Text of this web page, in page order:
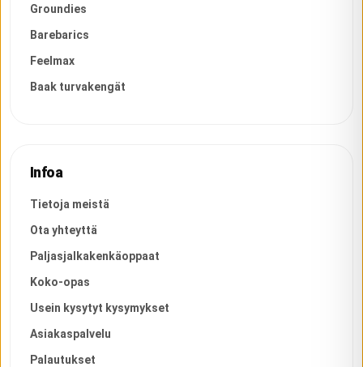
Groundies
Barebarics
Feelmax
Baak turvakengät
Infoa
Tietoja meistä
Ota yhteyttä
Paljasjalkakenkäoppaat
Koko-opas
Usein kysytyt kysymykset
Asiakaspalvelu
Palautukset